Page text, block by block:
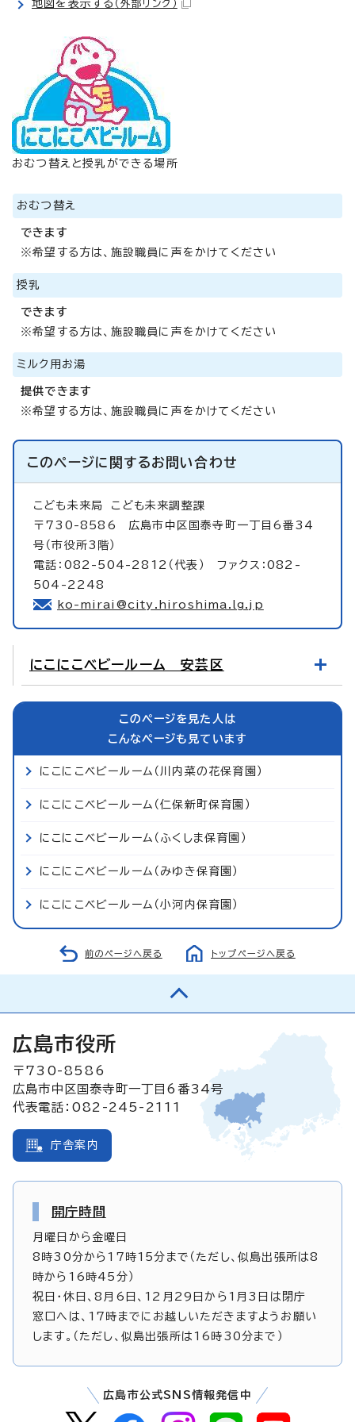
地図を表示する （外部リンク）
おむつ替えと授乳ができる場所
おむつ替え
できます
※希望する方は、施設職員に声をかけてください
授乳
できます
※希望する方は、施設職員に声をかけてください
ミルク用お湯
提供できます
※希望する方は、施設職員に声をかけてください
このページに関するお問い合わせ
こども未来局 こども未来調整課
〒730-8586 広島市中区国泰寺町一丁目6番34
号（市役所3階）
電話：082-504-2812（代表） ファクス：082-
504-2248
ko-mirai@city.hiroshima.lg.jp
にこにこベビールーム 安芸区
このページを見た人は
こんなページも見ています
にこにこベビールーム（川内菜の花保育園）
にこにこベビールーム（仁保新町保育園）
にこにこベビールーム（ふくしま保育園）
にこにこベビールーム（みゆき保育園）
にこにこベビールーム（小河内保育園）
前のページへ戻る トップページへ戻る
広島市役所
〒730-8586
広島市中区国泰寺町一丁目6番34号
代表電話：082-245-2111
庁舎案内
開庁時間
月曜日から金曜日
8時30分から17時15分まで（ただし、似島出張所は8
時から16時45分）
祝日・休日、8月6日、12月29日から1月3日は閉庁
窓口へは、17時までにお越しいただきますようお願い
します。（ただし、似島出張所は16時30分まで）
広島市公式SNS情報発信中